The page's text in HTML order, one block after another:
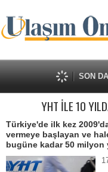
SON
YHT İLE 10
Türkiye'de ilk kez
vermeye başlayan ve
bugüne kadar 50 milyon